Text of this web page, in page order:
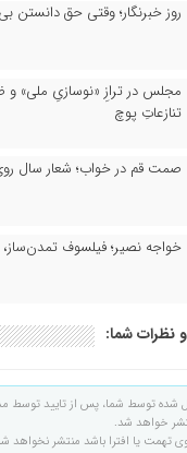
روز خبرنگار؛ وقتی حق دانستن
مجلس در ترازِ «نوسازیِ ملی» و
تنازعاتِ پوچ
صمت قم در خواب؛ شعار سال
خواجه‌ نصیر؛ فیلسوف
نظرات شما:
شده توسط شما، پس از تایید توسط
خواهد شد.
تهمت یا افترا باشد منتشر نخواهد